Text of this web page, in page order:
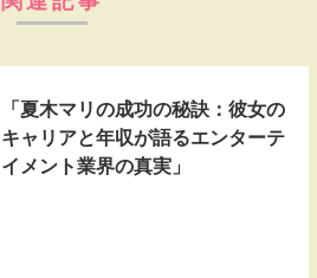
「夏木マリの成功の秘訣：彼女の
キャリアと年収が語るエンターテ
イメント業界の真実」